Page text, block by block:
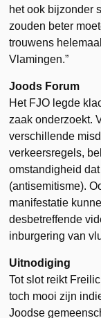
het ook bijzonder
zouden beter
trouwens
Vlamingen.”
Joods Forum
Het FJO legde
zaak onderzoekt.
verschillende
verkeersregels,
omstandigheid
(antisemitisme).
manifestatie
desbetreffende
inburgering van
Uitnodiging
Tot slot reikt
toch mooi zijn
Joodse